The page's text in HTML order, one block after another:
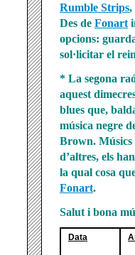
Rumble Strips,
Des de Fonart
opcions:
sol·licitar el
* La segona
aquest
blues que,
música negre
Brown.
d’altres, els
la qual cosa
Fonart.
Salut i bona
Data